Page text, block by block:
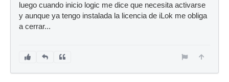
luego cuando inicio logic me dice que necesita activarse
y aunque ya tengo instalada la licencia de iLok me obliga
a cerrar...